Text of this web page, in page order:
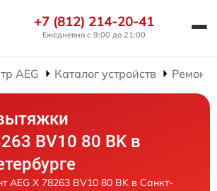
+7 (812) 214-20-41
Ежедневно с 9:00 до 21:00
AEG Каталог устройств Ремонт
BV10 80 BK в
AEG X 78263 BV10 80 BK в Санкт-